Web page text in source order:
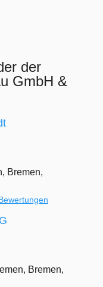
der
GmbH &
Bremen,
Bremen,